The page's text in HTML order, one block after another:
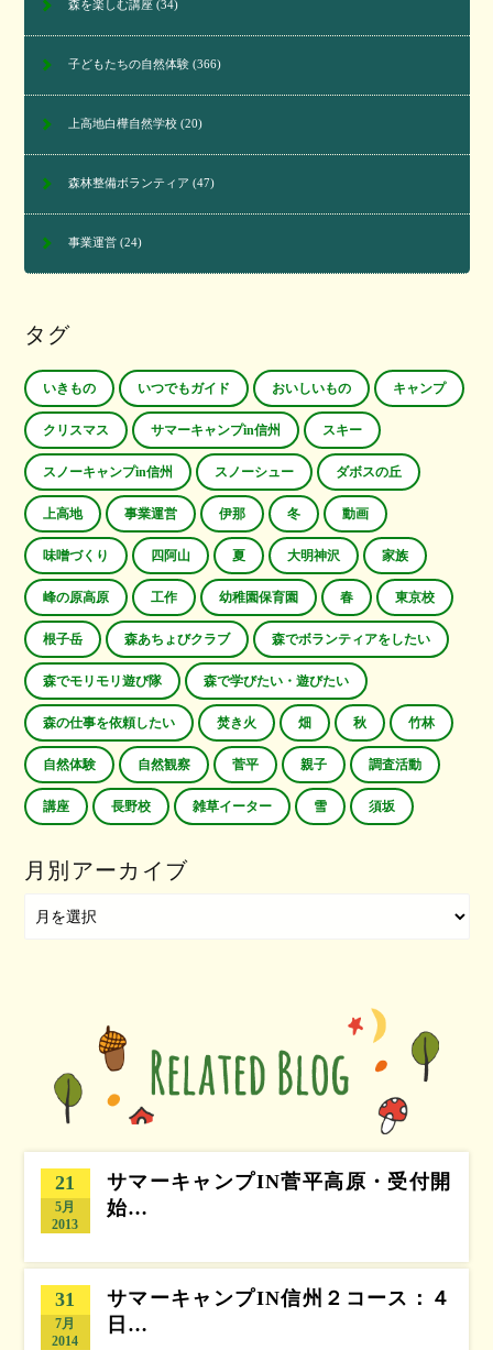
森を楽しむ講座(34)
子どもたちの自然体験(366)
上高地白樺自然学校(20)
森林整備ボランティア (47)
事業運営(24)
タグ
いきもの いつでもガイド おいしいもの キャンプ
クリスマス サマーキャンプin信州 スキー
スノーキャンプin信州 スノーシュー ダボスの丘
上高地 事業運営 伊那 冬 動画
味噌づくり 四阿山 夏 大明神沢 家族
峰の原高原 工作 幼稚園保育園 春 東京校
根子岳 森あちょびクラブ 森でボランティアをしたい
森でモリモリ遊び隊 森で学びたい・遊びたい
森の仕事を依頼したい 焚き火 畑 秋 竹林
自然体験 自然観察 菅平 親子 調査活動
講座 長野校 雑草イーター 雪 須坂
月別アーカイブ
21
5月
2013
サマーキャンプIN菅平高原・受付開
始…
31
7月
2014
サマーキャンプIN信州２コース：４
日…